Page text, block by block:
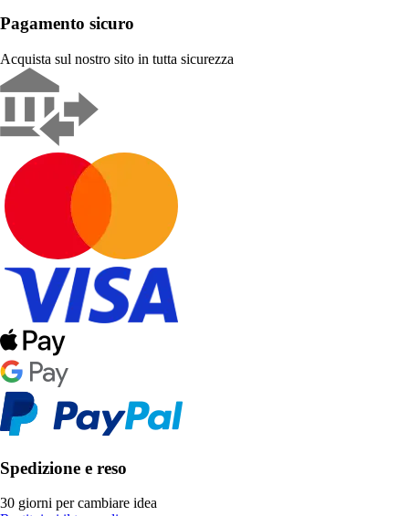
Pagamento sicuro
Acquista sul nostro sito in tutta sicurezza
Spedizione e reso
30 giorni per cambiare idea